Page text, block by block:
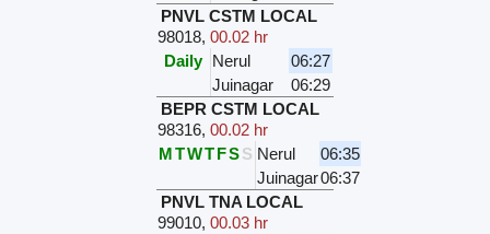
PNVL CSTM LOCAL
98018,00.02 hr
Daily Nerul
06:27
Juinagar
06:29
BEPR CSTM LOCAL
98316,00.02 hr
MTWTFSS Nerul
06:35
Juinagar06:37
PNVL TNA LOCAL
99010,00.03 hr